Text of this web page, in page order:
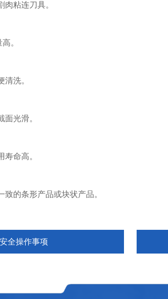
粘连刀具。
。
洗。
光滑。
命高。
的条形产品或块状产品。
全操作事项